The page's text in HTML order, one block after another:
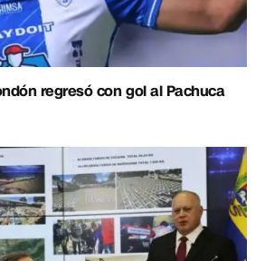
regresó con gol al Pachuca